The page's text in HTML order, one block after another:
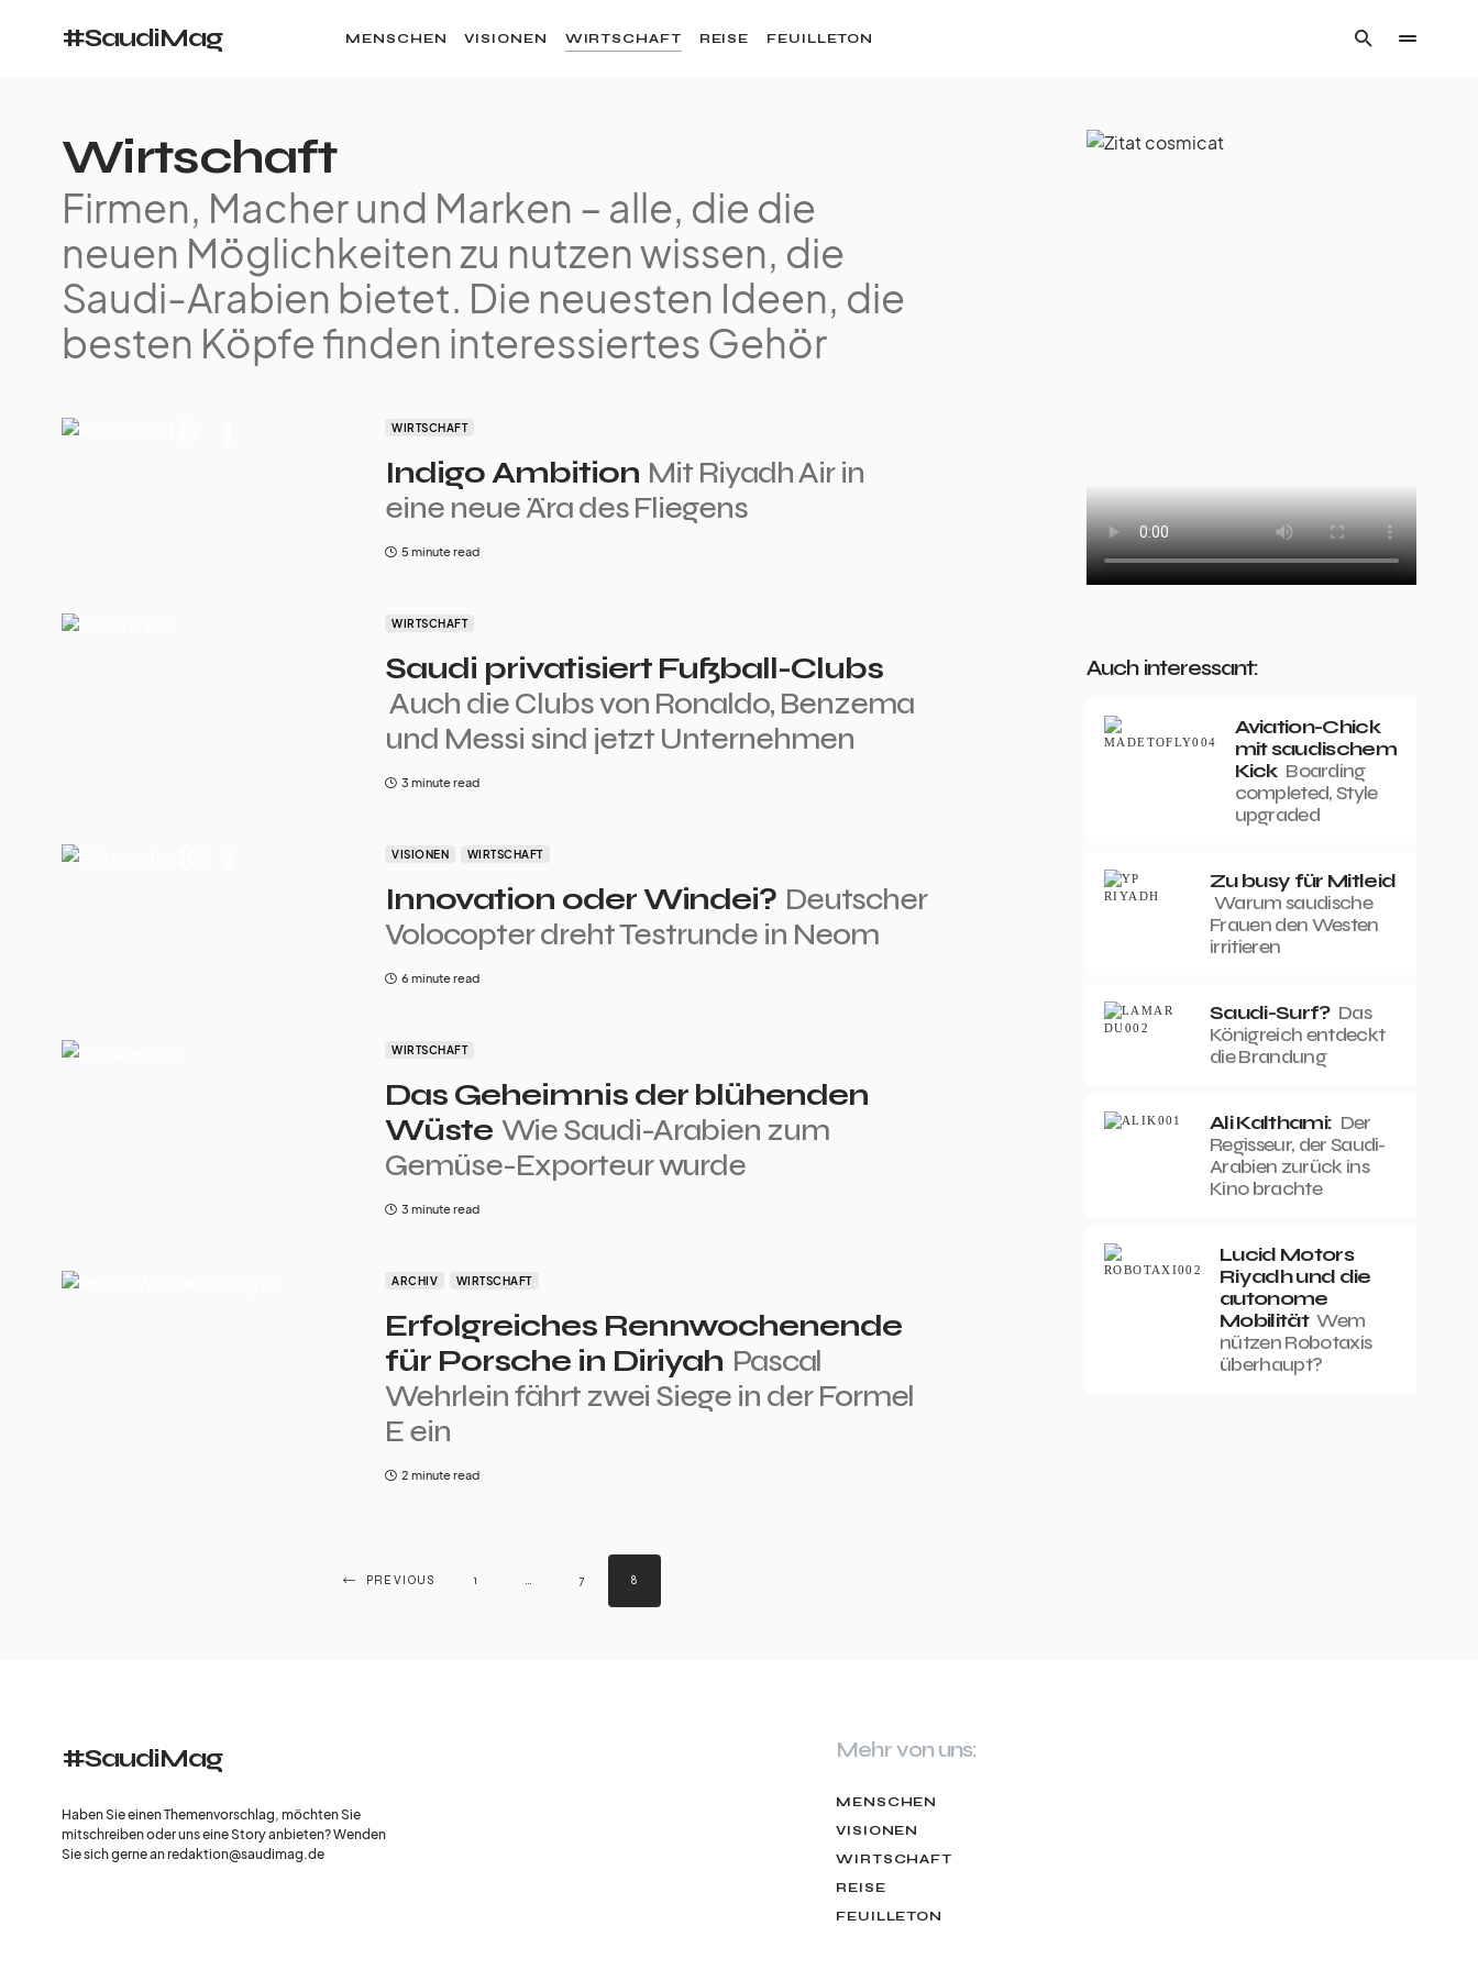
#SaudiMag MENSCHEN VISIONEN WIRTSCHAFT REISE FEUILLETON
Wirtschaft
Firmen, Macher und Marken – alle, die die
neuen Möglichkeiten zu nutzen wissen, die
Saudi-Arabien bietet. Die neuesten Ideen, die
besten Köpfe finden interessiertes Gehör
WIRTSCHAFT
Indigo Ambition Mit Riyadh Air in
eine neue Ära des Fliegens
5 minute read
WIRTSCHAFT
Saudi privatisiert Fußball-Clubs
Auch die Clubs von Ronaldo, Benzema
und Messi sind jetzt Unternehmen
3 minute read
VISIONEN WIRTSCHAFT
Innovation oder Windei? Deutscher
Volocopter dreht Testrunde in Neom
6 minute read
WIRTSCHAFT
Das Geheimnis der blühenden
Wüste Wie Saudi-Arabien zum
Gemüse-Exporteur wurde
3 minute read
ARCHIV WIRTSCHAFT
Erfolgreiches Rennwochenende
für Porsche in Diriyah Pascal
Wehrlein fährt zwei Siege in der Formel
E ein
2 minute read
PREVIOUS 1 … 7 8
Auch interessant:
Aviation-Chick
mit saudischem
Kick Boarding
completed, Style
upgraded
Zu busy für Mitleid
Warum saudische
Frauen den Westen
irritieren
Saudi-Surf? Das
Königreich entdeckt
die Brandung
Ali Kalthami: Der
Regisseur, der Saudi-
Arabien zurück ins
Kino brachte
Lucid Motors
Riyadh und die
autonome
Mobilität Wem
nützen Robotaxis
überhaupt?
#SaudiMag
Haben Sie einen Themenvorschlag, möchten Sie
mitschreiben oder uns eine Story anbieten? Wenden
Sie sich gerne an redaktion@saudimag.de
Mehr von uns:
MENSCHEN
VISIONEN
WIRTSCHAFT
REISE
FEUILLETON